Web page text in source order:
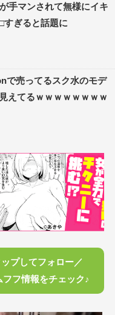
手マンされて無様にイキ
すぎると話題に
で売ってるスク水のモデ
えてるｗｗｗｗｗｗｗｗ
プしてフォロー／
フ情報をチェック♪